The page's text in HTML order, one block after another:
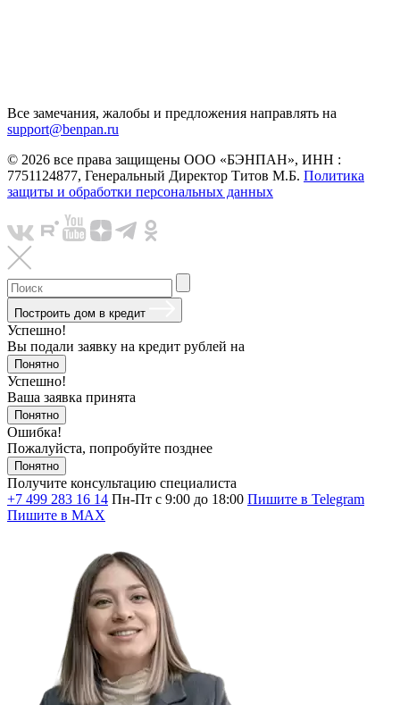
Все замечания, жалобы и предложения направлять на
support@benpan.ru
© 2026 все права защищены ООО «БЭНПАН», ИНН :
7751124877, Генеральный Директор Титов М.Б. Политика
защиты и обработки персональных данных
Построить дом в кредит
Успешно!
Вы подали заявку на кредит рублей на
Понятно
Успешно!
Ваша заявка принята
Понятно
Ошибка!
Пожалуйста, попробуйте позднее
Понятно
Получите консультацию специалиста
+7 499 283 16 14 Пн-Пт с 9:00 до 18:00 Пишите в Telegram
Пишите в MAX